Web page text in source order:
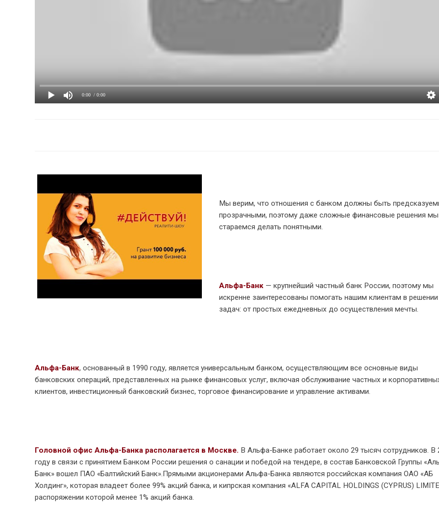
0:00 / 0:00
Мы верим, что отношения с банком должны быть
прозрачными, поэтому даже сложные финансовые решения мы
стараемся делать понятными.
Альфа-Банк — крупнейший частный банк России, поэтому мы
искренне заинтересованы помогать нашим клиентам в решении
задач: от простых ежедневных до осуществления мечты.
Альфа-Банк, основанный в 1990 году, является универсальным банком, осуществляющим все основные виды
банковских операций, представленных на рынке финансовых услуг, включая обслуживание частных и
клиентов, инвестиционный банковский бизнес, торговое финансирование и управление активами.
Головной офис Альфа-Банка располагается в Москве. В Альфа-Банке работает около 29 тысяч сотрудников. В
году в связи с принятием Банком России решения о санации и победой на тендере, в состав Банковской Группы
Банк» вошел ПАО «Балтийский Банк».Прямыми акционерами Альфа-Банка являются российская компания ОАО «АБ
Холдинг», которая владеет более 99% акций банка, и кипрская компания «ALFA CAPITAL HOLDINGS (CYPRUS)
распоряжении которой менее 1% акций банка.